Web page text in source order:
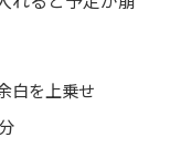
白を上乗せ